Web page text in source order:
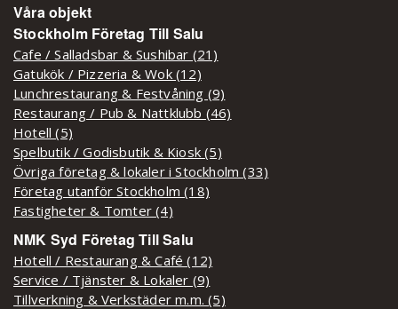
Våra objekt
Stockholm Företag Till Salu
Cafe / Salladsbar & Sushibar (21)
Gatukök / Pizzeria & Wok (12)
Lunchrestaurang & Festvåning (9)
Restaurang / Pub & Nattklubb (46)
Hotell (5)
Spelbutik / Godisbutik & Kiosk (5)
Övriga företag & lokaler i Stockholm (33)
Företag utanför Stockholm (18)
Fastigheter & Tomter (4)
NMK Syd Företag Till Salu
Hotell / Restaurang & Café (12)
Service / Tjänster & Lokaler (9)
Tillverkning & Verkstäder m.m. (5)